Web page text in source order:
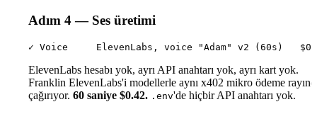
Adım 4 — Ses üretimi
ElevenLabs hesabı yok, ayrı API anahtarı yok, ayrı kart yok.
Franklin ElevenLabs'i modellerle aynı x402 mikro ödeme
çağırıyor. 60 saniye $0.42. .env'de hiçbir API anahtarı yok.